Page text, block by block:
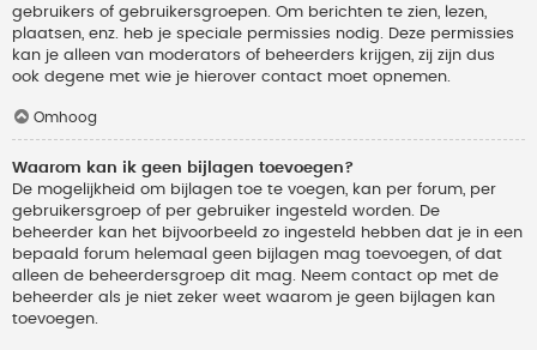
gebruikers of gebruikersgroepen. Om berichten te zien, lezen,
plaatsen, enz. heb je speciale permissies nodig. Deze permissies
kan je alleen van moderators of beheerders krijgen, zij zijn dus
ook degene met wie je hierover contact moet opnemen.
Omhoog
Waarom kan ik geen bijlagen toevoegen?
De mogelijkheid om bijlagen toe te voegen, kan per forum, per
gebruikersgroep of per gebruiker ingesteld worden. De
beheerder kan het bijvoorbeeld zo ingesteld hebben dat je in een
bepaald forum helemaal geen bijlagen mag toevoegen, of dat
alleen de beheerdersgroep dit mag. Neem contact op met de
beheerder als je niet zeker weet waarom je geen bijlagen kan
toevoegen.